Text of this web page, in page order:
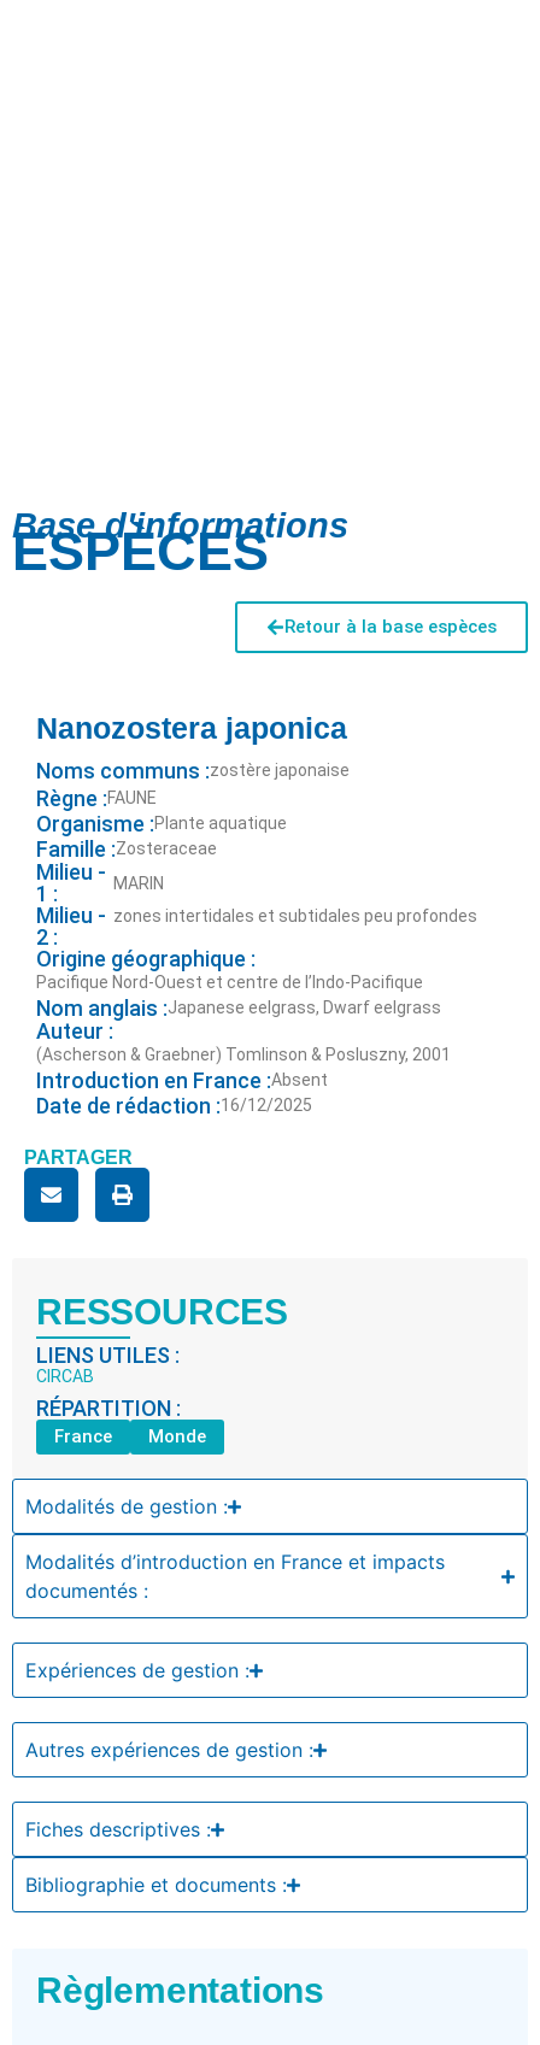
Base d'informations
ESPÈCES
Retour à la base espèces
Nanozostera japonica
Noms communs :zostère japonaise
Règne :FAUNE
Organisme :Plante aquatique
Famille :Zosteraceae
Milieu -
1 :
MARIN
Milieu -
2 :
zones intertidales et subtidales peu profondes
Origine géographique :
Pacifique Nord-Ouest et centre de l’Indo-Pacifique
Nom anglais :Japanese eelgrass, Dwarf eelgrass
Auteur :
(Ascherson & Graebner) Tomlinson & Posluszny, 2001
Introduction en France :Absent
Date de rédaction :16/12/2025
PARTAGER
RESSOURCES
LIENS UTILES :
CIRCAB
RÉPARTITION :
France Monde
Modalités de gestion :
Modalités d’introduction en France et impacts
documentés :
Expériences de gestion :
Autres expériences de gestion :
Fiches descriptives :
Bibliographie et documents :
Règlementations